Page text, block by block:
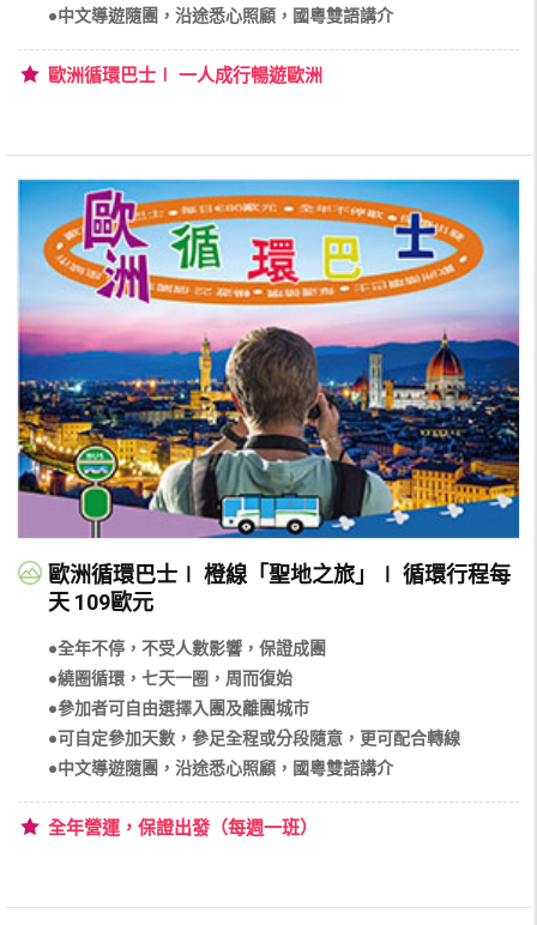
●中文導遊隨團，沿途悉心照顧，國粵雙語講介
歐洲循環巴士∣ 一人成行暢遊歐洲
歐洲循環巴士∣ 橙線「聖地之旅」∣ 循環行程每
天 109歐元
●全年不停，不受人數影響，保證成團
●繞圈循環，七天一圈，周而復始
●參加者可自由選擇入團及離團城市
●可自定參加天數，參足全程或分段隨意，更可配合轉線
●中文導遊隨團，沿途悉心照顧，國粵雙語講介
全年營運，保證出發（每週一班）